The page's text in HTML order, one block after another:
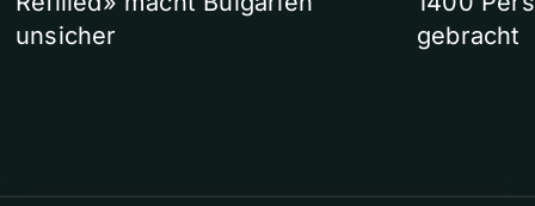
unsicher
gebracht